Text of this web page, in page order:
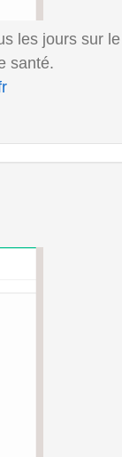
les jours sur
santé.